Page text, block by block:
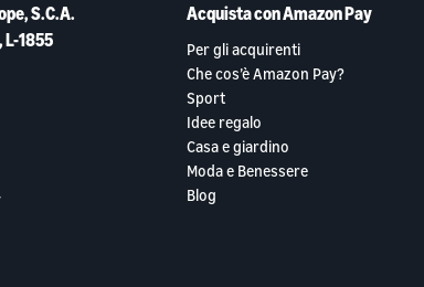
S.C.A.
L-1855
Acquista con Amazon Pay
Per gli acquirenti
Che cos’è Amazon Pay?
Sport
Idee regalo
Casa e giardino
Moda e Benessere
Blog